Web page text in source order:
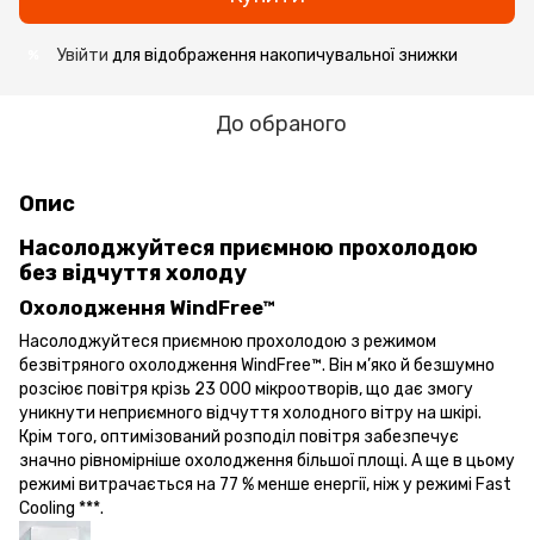
Увійти для відображення накопичувальної знижки
До обраного
Опис
Насолоджуйтеся приємною прохолодою
без відчуття холоду
Охолодження WindFree™
Насолоджуйтеся приємною прохолодою з режимом
безвітряного охолодження WindFree™. Він м’яко й безшумно
розсіює повітря крізь 23 000 мікроотворів, що дає змогу
уникнути неприємного відчуття холодного вітру на шкірі.
Крім того, оптимізований розподіл повітря забезпечує
значно рівномірніше охолодження більшої площі. А ще в цьому
режимі витрачається на 77 % менше енергії, ніж у режимі Fast
Cooling ***.